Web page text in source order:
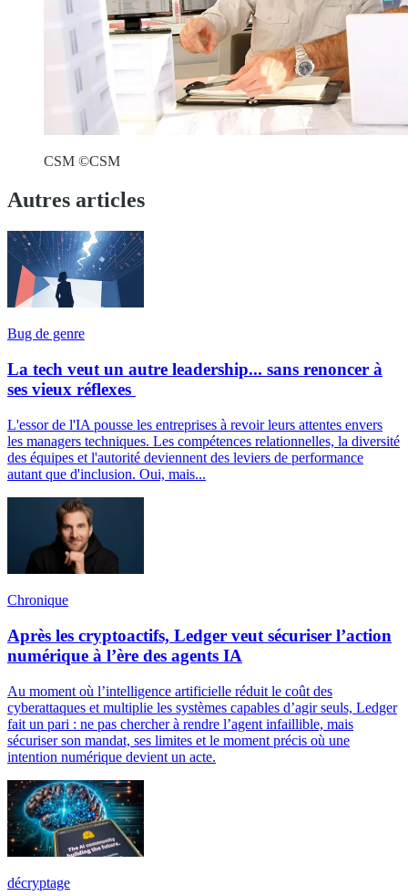
CSM ©CSM
Autres articles
Bug de genre
La tech veut un autre leadership... sans renoncer à
ses vieux réflexes
L'essor de l'IA pousse les entreprises à revoir leurs attentes envers
les managers techniques. Les compétences relationnelles, la diversité
des équipes et l'autorité deviennent des leviers de performance
autant que d'inclusion. Oui, mais...
Chronique
Après les cryptoactifs, Ledger veut sécuriser l’action
numérique à l’ère des agents IA
Au moment où l’intelligence artificielle réduit le coût des
cyberattaques et multiplie les systèmes capables d’agir seuls, Ledger
fait un pari : ne pas chercher à rendre l’agent infaillible, mais
sécuriser son mandat, ses limites et le moment précis où une
intention numérique devient un acte.
décryptage